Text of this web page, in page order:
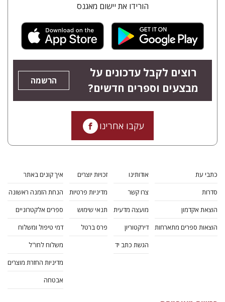
הורידו את יישום מאגנס
רוצים לקבל עדכונים על
מבצעים וספרים חדשים?
הרשמה
עקבו אחרינו
כתבי עת
סדרות
הוצאת אקדמון
הוצאות ספרים מתארחות
אודותינו
צרו קשר
מועצה מדעית
דירקטוריון
הגשת כתב יד
זכויות יוצרים
מדיניות פרטיות
תנאי שימוש
פרס ברטל
איך קונים באתר
הנחת הזמנה ראשונה
ספרים אלקטרוניים
דמי טיפול ומשלוח
משלוח לחו"ל
מדיניות החזרת מוצרים
אבטחה